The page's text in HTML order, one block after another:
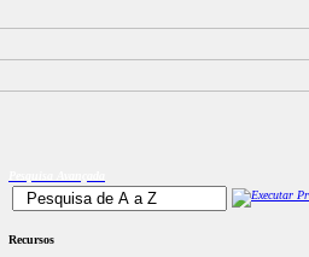
Recursos